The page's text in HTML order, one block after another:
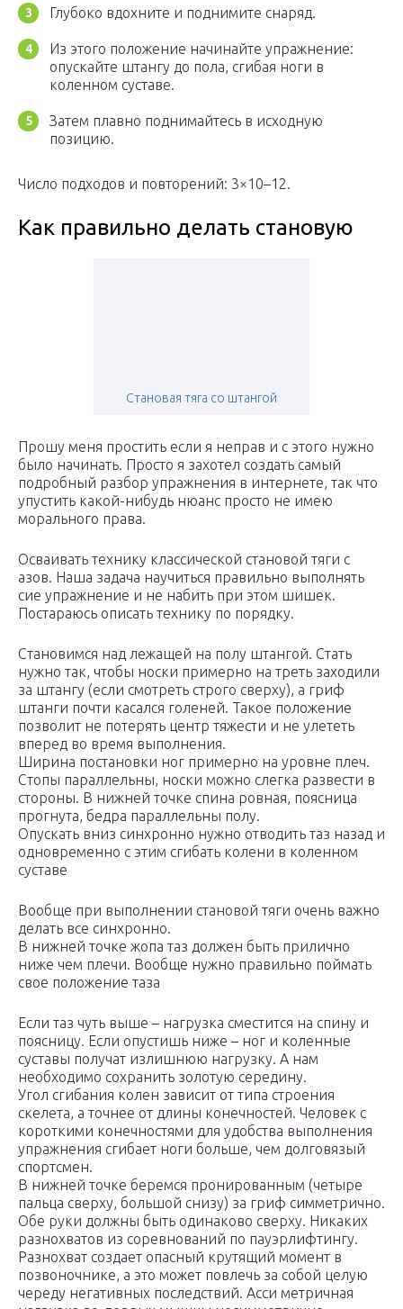
Глубоко вдохните и поднимите снаряд.
Из этого положение начинайте упражнение:
опускайте штангу до пола, сгибая ноги в
коленном суставе.
Затем плавно поднимайтесь в исходную
позицию.
Число подходов и повторений: 3×10–12.
Как правильно делать становую
Становая тяга со штангой
Прошу меня простить если я неправ и с этого нужно
было начинать. Просто я захотел создать самый
подробный разбор упражнения в интернете, так что
упустить какой-нибудь нюанс просто не имею
морального права.
Осваивать технику классической становой тяги с
азов. Наша задача научиться правильно выполнять
сие упражнение и не набить при этом шишек.
Постараюсь описать технику по порядку.
Становимся над лежащей на полу штангой. Стать
нужно так, чтобы носки примерно на треть заходили
за штангу (если смотреть строго сверху), а гриф
штанги почти касался голеней. Такое положение
позволит не потерять центр тяжести и не улететь
вперед во время выполнения.
Ширина постановки ног примерно на уровне плеч.
Стопы параллельны, носки можно слегка развести в
стороны. В нижней точке спина ровная, поясница
прогнута, бедра параллельны полу.
Опускать вниз синхронно нужно отводить таз назад и
одновременно с этим сгибать колени в коленном
суставе
Вообще при выполнении становой тяги очень важно
делать все синхронно.
В нижней точке жопа таз должен быть прилично
ниже чем плечи. Вообще нужно правильно поймать
свое положение таза
Если таз чуть выше – нагрузка сместится на спину и
поясницу. Если опустишь ниже – ног и коленные
суставы получат излишнюю нагрузку. А нам
необходимо сохранить золотую середину.
Угол сгибания колен зависит от типа строения
скелета, а точнее от длины конечностей. Человек с
короткими конечностями для удобства выполнения
упражнения сгибает ноги больше, чем долговязый
спортсмен.
В нижней точке беремся пронированным (четыре
пальца сверху, большой снизу) за гриф симметрично.
Обе руки должны быть одинаково сверху. Никаких
разнохватов из соревнований по пауэрлифтингу.
Разнохват создает опасный крутящий момент в
позвоночнике, а это может повлечь за собой целую
череду негативных последствий. Асси метричная